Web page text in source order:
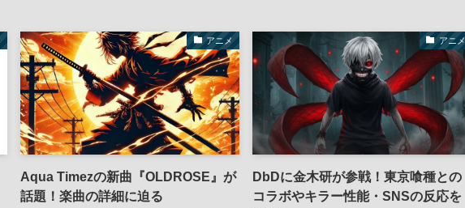
アニメ
Aqua Timezの新曲『OLDROSE』が
話題！楽曲の詳細に迫る
アニメ
DbDに金木研が参戦！東京喰種との
コラボやキラー性能・SNSの反応を